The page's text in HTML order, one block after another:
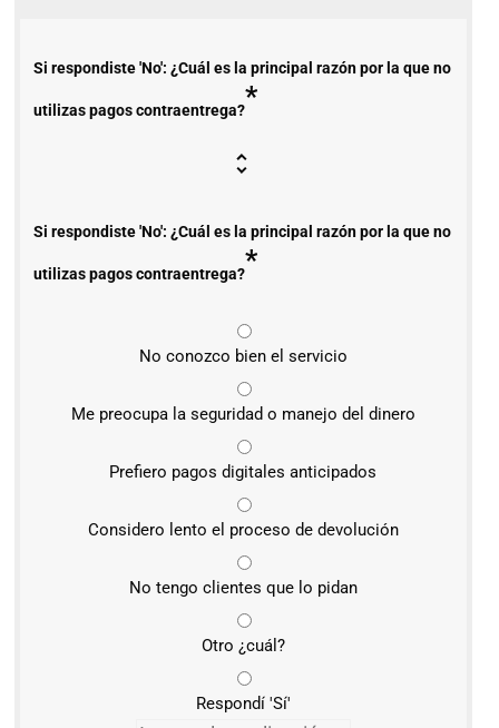
Si respondiste 'No': ¿Cuál es la principal razón por la que no
utilizas pagos contraentrega?*
Si respondiste 'No': ¿Cuál es la principal razón por la que no
utilizas pagos contraentrega?*
No conozco bien el servicio
Me preocupa la seguridad o manejo del dinero
Prefiero pagos digitales anticipados
Considero lento el proceso de devolución
No tengo clientes que lo pidan
Otro ¿cuál?
Respondí 'Sí'